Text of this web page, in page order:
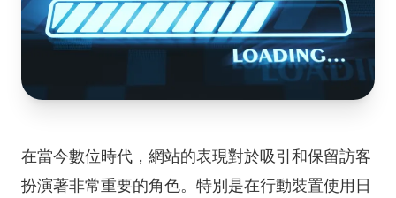
在當今數位時代，網站的表現對於吸引和保留訪客
扮演著非常重要的角色。特別是在行動裝置使用日